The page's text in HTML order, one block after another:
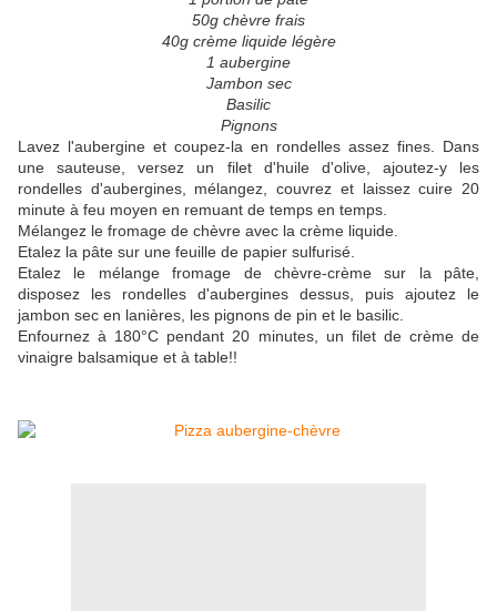
50g chèvre frais
40g crème liquide légère
1 aubergine
Jambon sec
Basilic
Pignons
Lavez l'aubergine et coupez-la en rondelles assez fines. Dans
une sauteuse, versez un filet d'huile d'olive, ajoutez-y les
rondelles d'aubergines, mélangez, couvrez et laissez cuire 20
minute à feu moyen en remuant de temps en temps.
Mélangez le fromage de chèvre avec la crème liquide.
Etalez la pâte sur une feuille de papier sulfurisé.
Etalez le mélange fromage de chèvre-crème sur la pâte,
disposez les rondelles d'aubergines dessus, puis ajoutez le
jambon sec en lanières, les pignons de pin et le basilic.
Enfournez à 180°C pendant 20 minutes, un filet de crème de
vinaigre balsamique et à table!!